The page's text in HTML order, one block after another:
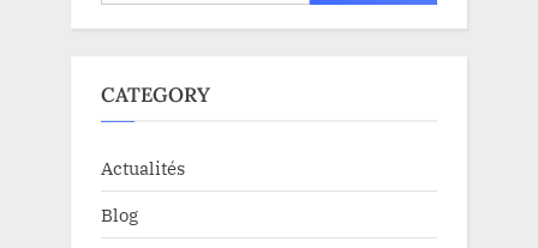
CATEGORY
Actualités
Blog